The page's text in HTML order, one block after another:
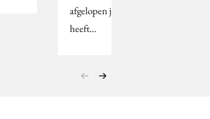
afgelopen jaar het beste
heeft…